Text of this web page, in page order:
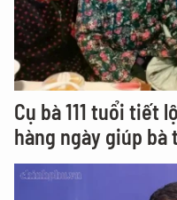
Cụ bà 111 tuổi tiết
hàng ngày giúp bà